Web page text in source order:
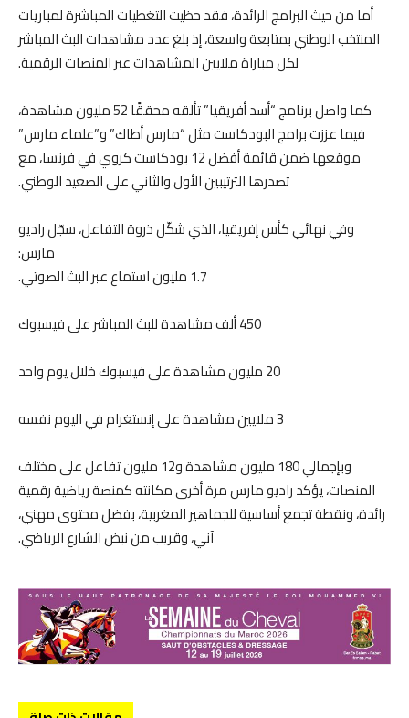
أما من حيث البرامج الرائدة، فقد حظيت التغطيات المباشرة لمباريات
المنتخب الوطني بمتابعة واسعة، إذ بلغ عدد مشاهدات البث المباشر
لكل مباراة ملايين المشاهدات عبر المنصات الرقمية.
كما واصل برنامج “أسد أفريقيا” تألقه محققًا 52 مليون مشاهدة،
فيما عززت برامج البودكاست مثل “مارس أطاك” و”علماء مارس”
موقعها ضمن قائمة أفضل 12 بودكاست كروي في فرنسا، مع
تصدرها الترتيبين الأول والثاني على الصعيد الوطني.
وفي نهائي كأس إفريقيا، الذي شكّل ذروة التفاعل، سجّل راديو
مارس:
1.7 مليون استماع عبر البث الصوتي.
450 ألف مشاهدة للبث المباشر على فيسبوك
20 مليون مشاهدة على فيسبوك خلال يوم واحد
3 ملايين مشاهدة على إنستغرام في اليوم نفسه
وبإجمالي 180 مليون مشاهدة و12 مليون تفاعل على مختلف
المنصات، يؤكد راديو مارس مرة أخرى مكانته كمنصة رياضية رقمية
رائدة، ونقطة تجمع أساسية للجماهير المغربية، بفضل محتوى مهني،
آني، وقريب من نبض الشارع الرياضي.